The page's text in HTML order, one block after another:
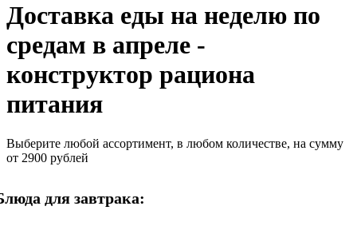
Доставка еды на неделю по
средам в апреле -
конструктор рациона
питания
Выберите любой ассортимент, в любом количестве, на сумму
от 2900 рублей
для завтрака: